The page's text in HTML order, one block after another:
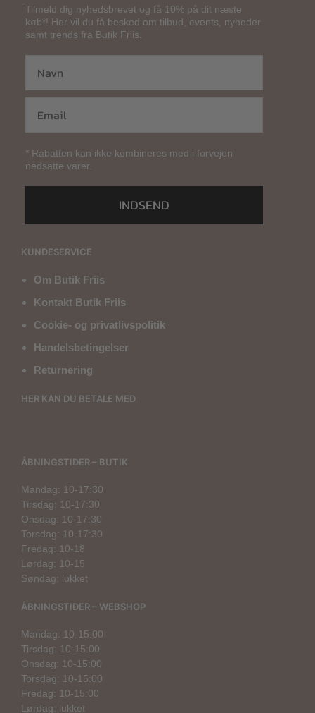
Tilmeld dig nyhedsbrevet og få 10% på dit næste
køb*! Her vil du få besked om tilbud, events, nyheder
samt trends fra Butik Friis.
* Rabatten kan ikke kombineres med i forvejen
nedsatte varer.
INDSEND
KUNDESERVICE
Om Butik Friis
Kontakt Butik Friis
Cookie- og privatlivspolitik
Handelsbetingelser
Returnering
HER KAN DU BETALE MED
ÅBNINGSTIDER – BUTIK
Mandag: 10-17:30
Tirsdag: 10-17:30
Onsdag: 10-17:30
Torsdag: 10-17:30
Fredag: 10-18
Lørdag: 10-15
Søndag: lukket
ÅBNINGSTIDER – WEBSHOP
Mandag: 10-15:00
Tirsdag: 10-15:00
Onsdag: 10-15:00
Torsdag: 10-15:00
Fredag: 10-15:00
Lørdag: lukket